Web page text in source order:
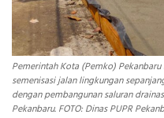
Pemerintah Kota (Pemko)
semenisasi jalan lingkungan
dengan pembangunan saluran
Pekanbaru. FOTO: Dinas PUPR